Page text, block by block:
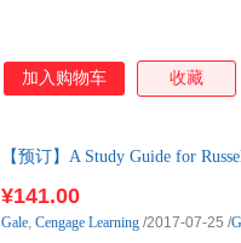
加入购物车 收藏
【预订】A Study Guide for
¥141.00
Gale, Cengage Learning /2017-07-25 /